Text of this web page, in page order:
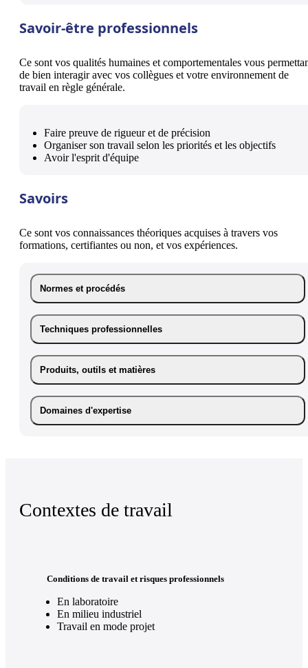
Savoir-être professionnels
Ce sont vos qualités humaines et comportementales vous
de bien interagir avec vos collègues et votre environnement de
travail en règle générale.
Faire preuve de rigueur et de précision
Organiser son travail selon les priorités et les objectifs
Avoir l'esprit d'équipe
Savoirs
Ce sont vos connaissances théoriques acquises à travers vos
formations, certifiantes ou non, et vos expériences.
Normes et procédés
Techniques professionnelles
Produits, outils et matières
Domaines d'expertise
Contextes de travail
Conditions de travail et risques professionnels
En laboratoire
En milieu industriel
Travail en mode projet